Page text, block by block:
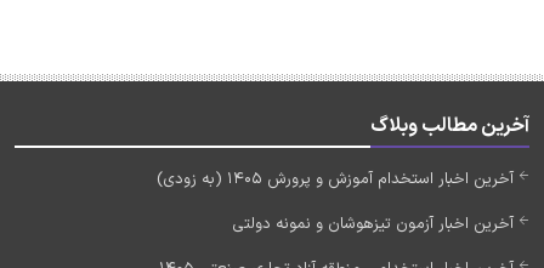
آخرین مطالب وبلاگ
آخرین اخبار استخدام آموزش و پرورش 1405 (به زودی)
آخرین اخبار آزمون تیزهوشان و نمونه دولتی